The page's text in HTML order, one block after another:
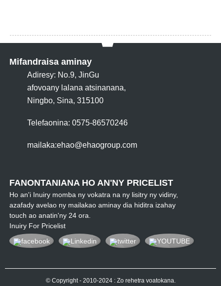
Mifandraisa aminay
Adiresy: No.9, JinGu
afovoany lalana atsinanana,
Ningbo, Sina, 315100
Telefaonina: 0575-86570246
mailaka:ehao@ehaogroup.com
FANONTANIANA HO AN'NY PRICELIST
Ho an'i Inuiry momba ny vokatra na ny lisitry ny vidiny,
azafady avelao ny mailakao aminay dia hiditra izahay
touch ao anatin'ny 24 ora.
Inuiry For Pricelist
© Copyright - 2010-2024 : Zo rehetra voatokana.